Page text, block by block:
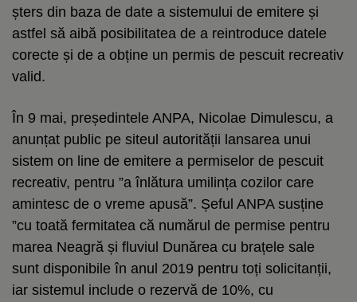
șters din baza de date a sistemului de emitere și
astfel să aibă posibilitatea de a reintroduce datele
corecte și de a obține un permis de pescuit recreativ
valid.
În 9 mai, președintele ANPA, Nicolae Dimulescu, a
anunțat public pe siteul autorității lansarea unui
sistem on line de emitere a permiselor de pescuit
recreativ, pentru ”a înlătura umilința cozilor care
amintesc de o vreme apusă”. Șeful ANPA susține
”cu toată fermitatea că numărul de permise pentru
marea Neagră și fluviul Dunărea cu brațele sale
sunt disponibile în anul 2019 pentru toți solicitanții,
iar sistemul include o rezervă de 10%, cu